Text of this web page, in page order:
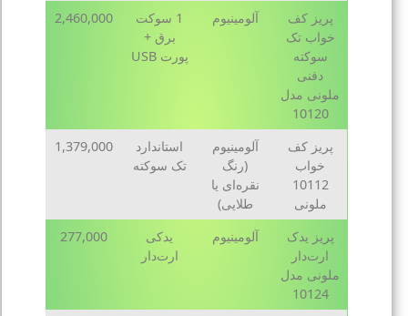
پریز کف
خواب تک
سوکته
دفنی
ملونی مدل
10120
آلومینیوم
1 سوکت
برق +
پورت USB
2,460,000
پریز کف
خواب
10112
ملونی
آلومینیوم
(رنگ
نقره‌ای یا
طلایی)
استاندارد
تک سوکته
1,379,000
پریز یدک
ارت‌دار
ملونی مدل
10124
آلومینیوم
یدکی
ارت‌دار
277,000